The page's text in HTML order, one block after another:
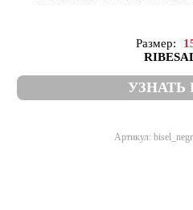
Размер:
УЗНАТЬ
Артикул: